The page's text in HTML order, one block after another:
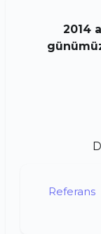
2014
Referans